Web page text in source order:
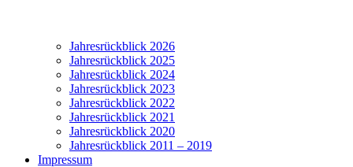
Jahresrückblick 2026
Jahresrückblick 2025
Jahresrückblick 2024
Jahresrückblick 2023
Jahresrückblick 2022
Jahresrückblick 2021
Jahresrückblick 2020
Jahresrückblick 2011 – 2019
Impressum